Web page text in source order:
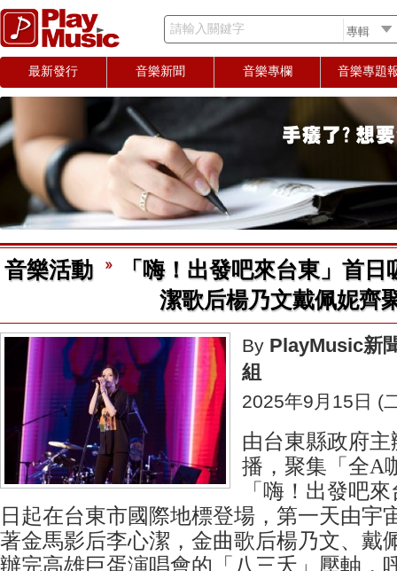
請輸入關鍵字
最新發行 音樂新聞 音樂專欄 音樂專題
音樂活動
「嗨！出發吧來台東」首日
潔歌后楊乃文戴佩妮齊
By PlayMusic新
組
2025年9月15日 (
由台東縣政府
播，聚集「全A
「嗨！出發吧
日起在台東市國際地標登場，第一天由宇
著金馬影后李心潔，金曲歌后楊乃文、戴
辦完高雄巨蛋演唱會的「八三夭」壓軸，